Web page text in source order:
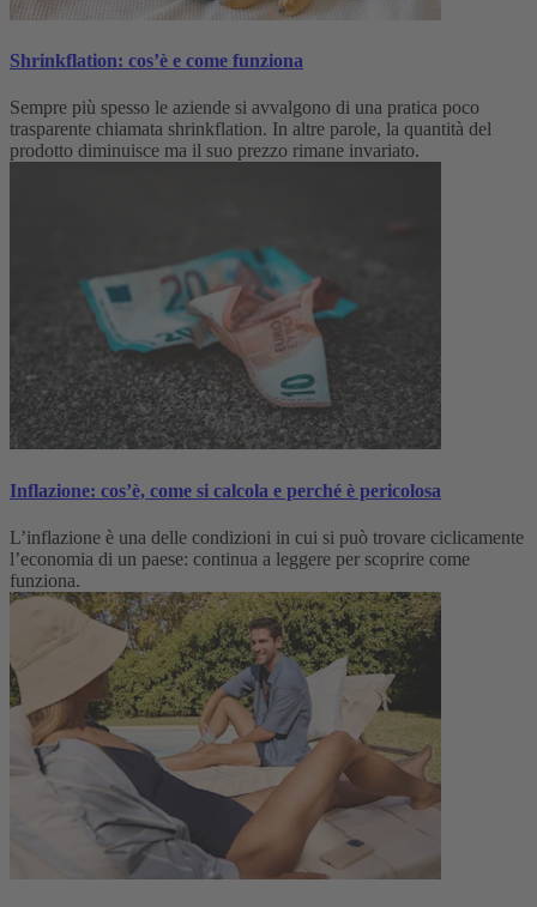
Shrinkflation: cos’è e come funziona
Sempre più spesso le aziende si avvalgono di una pratica poco
trasparente chiamata shrinkflation. In altre parole, la quantità del
prodotto diminuisce ma il suo prezzo rimane invariato.
Inflazione: cos’è, come si calcola e perché è pericolosa
L’inflazione è una delle condizioni in cui si può trovare ciclicamente
l’economia di un paese: continua a leggere per scoprire come
funziona.